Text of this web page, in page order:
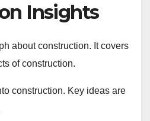
Insights
about construction. It covers
of construction.
construction. Key ideas are